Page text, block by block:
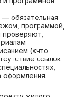
— обязательная
программой,
(«что
ссылок
оформления.